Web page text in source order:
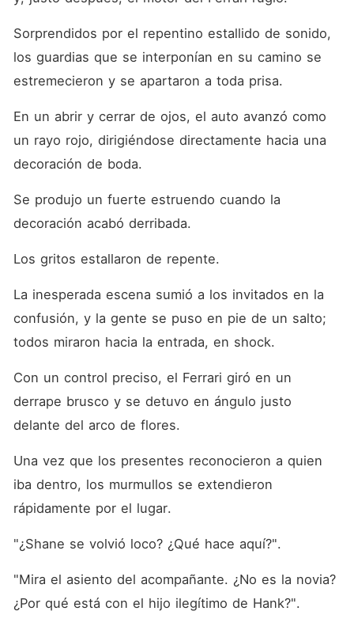
Sorprendidos por el repentino estallido de sonido,
los guardias que se interponían en su camino se
estremecieron y se apartaron a toda prisa.
En un abrir y cerrar de ojos, el auto avanzó como
un rayo rojo, dirigiéndose directamente hacia una
decoración de boda.
Se produjo un fuerte estruendo cuando la
decoración acabó derribada.
Los gritos estallaron de repente.
La inesperada escena sumió a los invitados en la
confusión, y la gente se puso en pie de un salto;
todos miraron hacia la entrada, en shock.
Con un control preciso, el Ferrari giró en un
derrape brusco y se detuvo en ángulo justo
delante del arco de flores.
Una vez que los presentes reconocieron a quien
iba dentro, los murmullos se extendieron
rápidamente por el lugar.
"¿Shane se volvió loco? ¿Qué hace aquí?".
"Mira el asiento del acompañante. ¿No es la novia?
¿Por qué está con el hijo ilegítimo de Hank?".